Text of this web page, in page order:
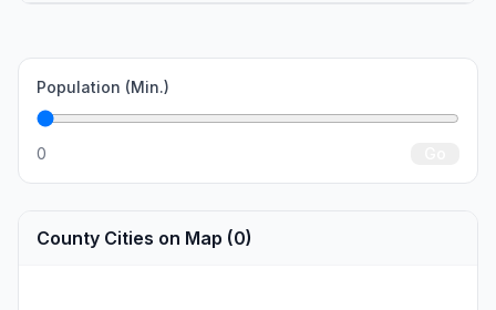
Population (Min.)
0
County Cities on Map (0)